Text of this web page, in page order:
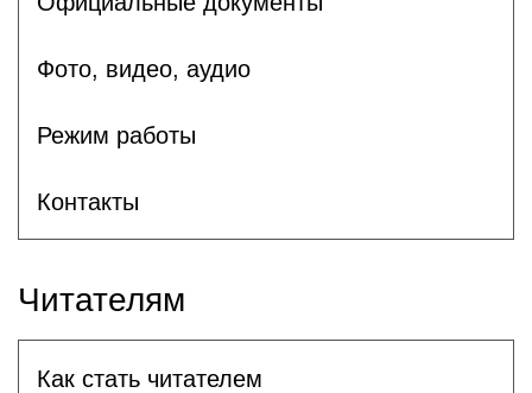
Фото, видео, аудио
Режим работы
Контакты
Читателям
Как стать читателем